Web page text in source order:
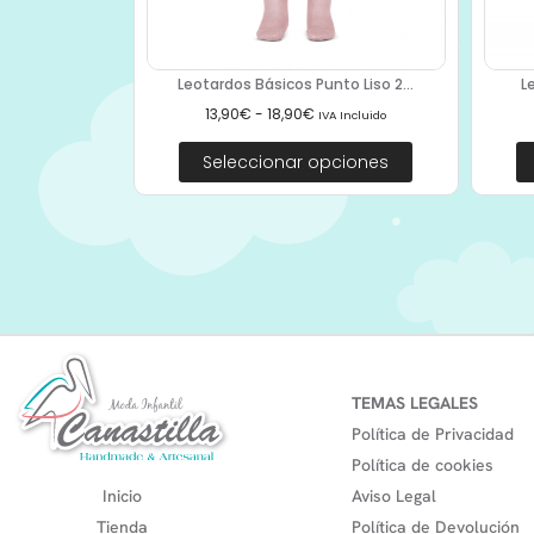
Leotardos Básicos Punto Liso 2...
13,90€ - 18,90€ IVA Incluido
Seleccionar opciones
Inicio
Tienda
TEMAS LEGALES
Política de Privacidad
Política de cookies
Aviso Legal
Política de Devolución